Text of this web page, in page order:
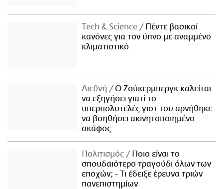
Τech & Science
Πέντε βασικοί
κανόνες για τον ύπνο με αναμμένο
κλιματιστικό
Διεθνή
Ο Ζούκερμπεργκ καλείται
να εξηγήσει γιατί το
υπερπολυτελές γιοτ του αρνήθηκε
να βοηθήσει ακινητοποιημένο
σκάφος
Πολιτισμός
Ποιο είναι το
σπουδαιότερο τραγούδι όλων των
εποχών; - Τι έδειξε έρευνα τριών
πανεπιστημίων